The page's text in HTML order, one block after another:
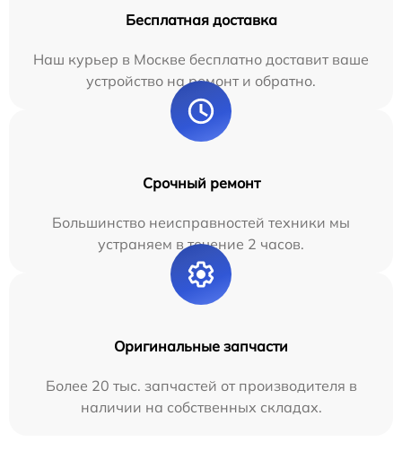
Бесплатная доставка
Наш курьер в Москве бесплатно доставит ваше
устройство на ремонт и обратно.
Срочный ремонт
Большинство неисправностей техники мы
устраняем в течение 2 часов.
Оригинальные запчасти
Более 20 тыс. запчастей от производителя в
наличии на собственных складах.